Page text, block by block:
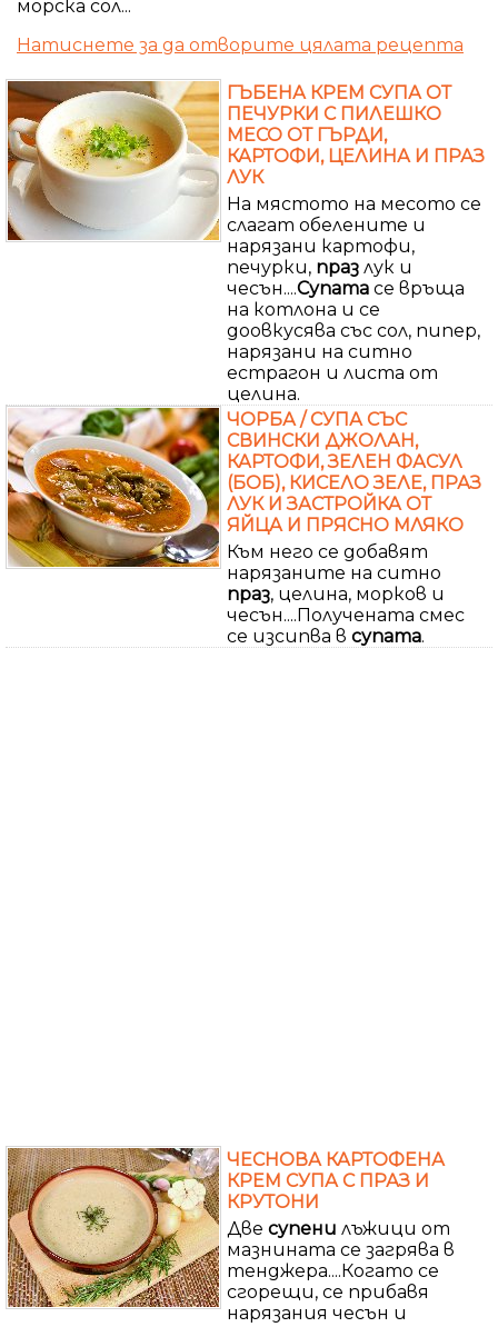
морска сол...
Натиснете за да отворите цялата рецепта
ГЪБЕНА КРЕМ СУПА ОТ
ПЕЧУРКИ С ПИЛЕШКО
МЕСО ОТ ГЪРДИ,
КАРТОФИ, ЦЕЛИНА И ПРАЗ
ЛУК
На мястото на месото се
слагат обелените и
нарязани картофи,
печурки, праз лук и
чесън....Супата се връща
на котлона и се
доовкусява със сол, пипер,
нарязани на ситно
естрагон и листа от
целина.
ЧОРБА / СУПА СЪС
СВИНСКИ ДЖОЛАН,
КАРТОФИ, ЗЕЛЕН ФАСУЛ
(БОБ), КИСЕЛО ЗЕЛЕ, ПРАЗ
ЛУК И ЗАСТРОЙКА ОТ
ЯЙЦА И ПРЯСНО МЛЯКО
Към него се добавят
нарязаните на ситно
праз, целина, морков и
чесън....Получената смес
се изсипва в супата.
ЧЕСНОВА КАРТОФЕНА
КРЕМ СУПА С ПРАЗ И
КРУТОНИ
Две супени лъжици от
мазнината се загрява в
тенджера....Когато се
сгорещи, се прибавя
нарязания чесън и